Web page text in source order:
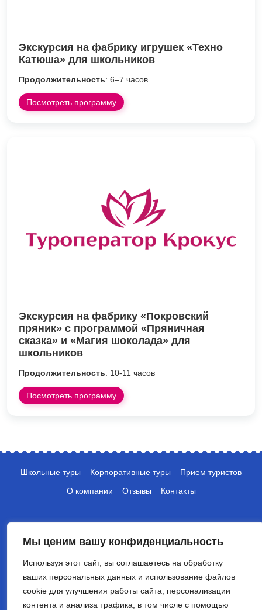
Мы ценим вашу конфиденциальность
Используя этот сайт, вы соглашаетесь на обработку
ваших персональных данных и использование файлов
cookie для улучшения работы сайта, персонализации
контента и анализа трафика, в том числе с помощью
Экскурсия на фабрику игрушек «Техно
Катюша» для школьников
Продолжительность: 6–7 часов
Посмотреть программу
Экскурсия на фабрику «Покровский
пряник» с программой «Пряничная
сказка» и «Магия шоколада» для
школьников
Продолжительность: 10-11 часов
Посмотреть программу
Школьные туры Корпоративные туры
Прием туристов
О компании
Отзывы Контакты
+7 (495) 135-10-05
info@crocus-travel.ru